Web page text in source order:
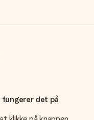
fungerer det på